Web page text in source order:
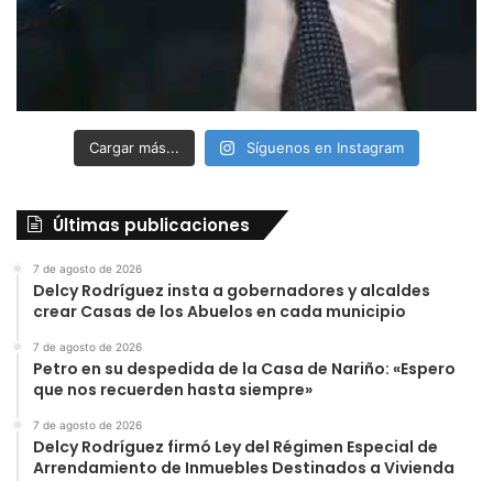
Cargar más... Síguenos en Instagram
Últimas publicaciones
7 de agosto de 2026
Delcy Rodríguez insta a gobernadores y alcaldes
crear Casas de los Abuelos en cada municipio
7 de agosto de 2026
Petro en su despedida de la Casa de Nariño: «Espero
que nos recuerden hasta siempre»
7 de agosto de 2026
Delcy Rodríguez firmó Ley del Régimen Especial de
Arrendamiento de Inmuebles Destinados a Vivienda